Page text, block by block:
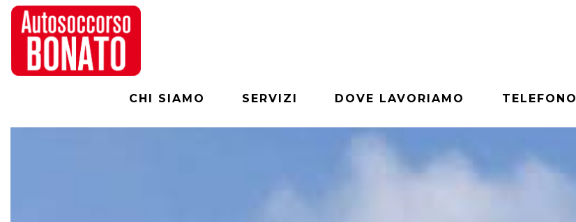
CHI SIAMO SERVIZI DOVE LAVORIAMO TELEFONO